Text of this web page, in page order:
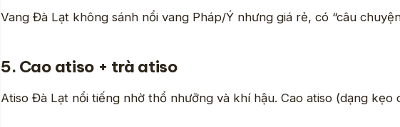
Vang Đà Lạt không sánh nổi vang Pháp/Ý nhưng giá rẻ, có “câu
5. Cao atiso + trà atiso
Atiso Đà Lạt nổi tiếng nhờ thổ nhưỡng và khí hậu. Cao atiso (dạng